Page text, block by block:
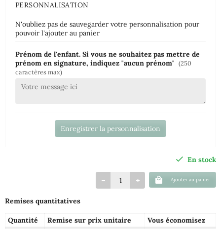
PERSONNALISATION
N'oubliez pas de sauvegarder votre personnalisation pour
pouvoir l'ajouter au panier
Prénom de l'enfant. Si vous ne souhaitez pas mettre de
prénom en signature, indiquez "aucun prénom" (250
caractères max)
Enregistrer la personnalisation
En stock
Ajouter au panier
Remises quantitatives
Quantité Remise sur prix unitaire
Vous économisez